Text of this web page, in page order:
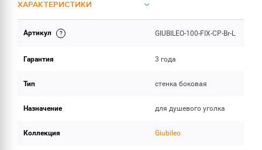
ХАРАКТЕРИСТИКИ
ОБЪЕМ ПОСТАВКИ
Артикул GIUBILEO-100-FIX-CP-Br-L
Гарантия 3 года
Тип стенка боковая
Назначение для душевого уголка
Коллекция Giubileo